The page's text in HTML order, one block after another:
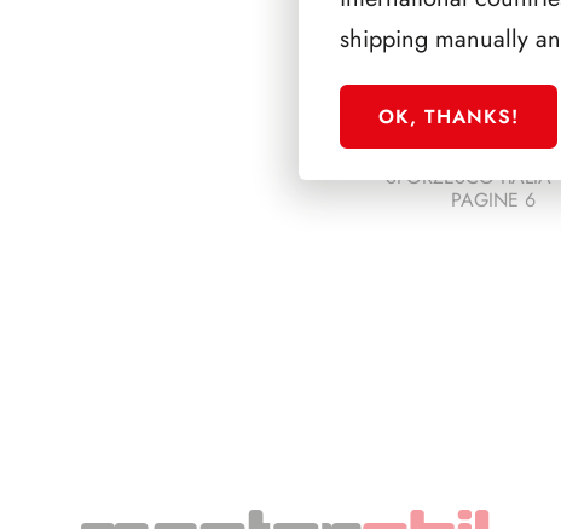
SFORZESCO ITALIA
PAGINE 6
shipping manually
OK, THANKS!